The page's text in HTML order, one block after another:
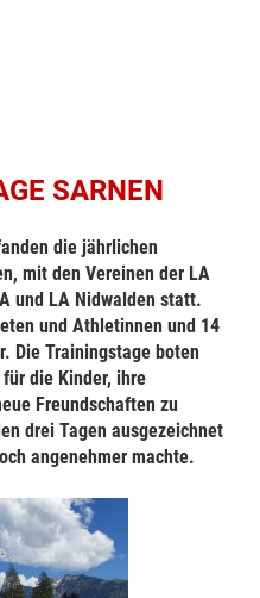
SARNEN
die jährlichen
mit den Vereinen der LA
und LA Nidwalden statt.
und Athletinnen und 14
Die Trainingstage boten
die Kinder, ihre
Freundschaften zu
drei Tagen ausgezeichnet
angenehmer machte.